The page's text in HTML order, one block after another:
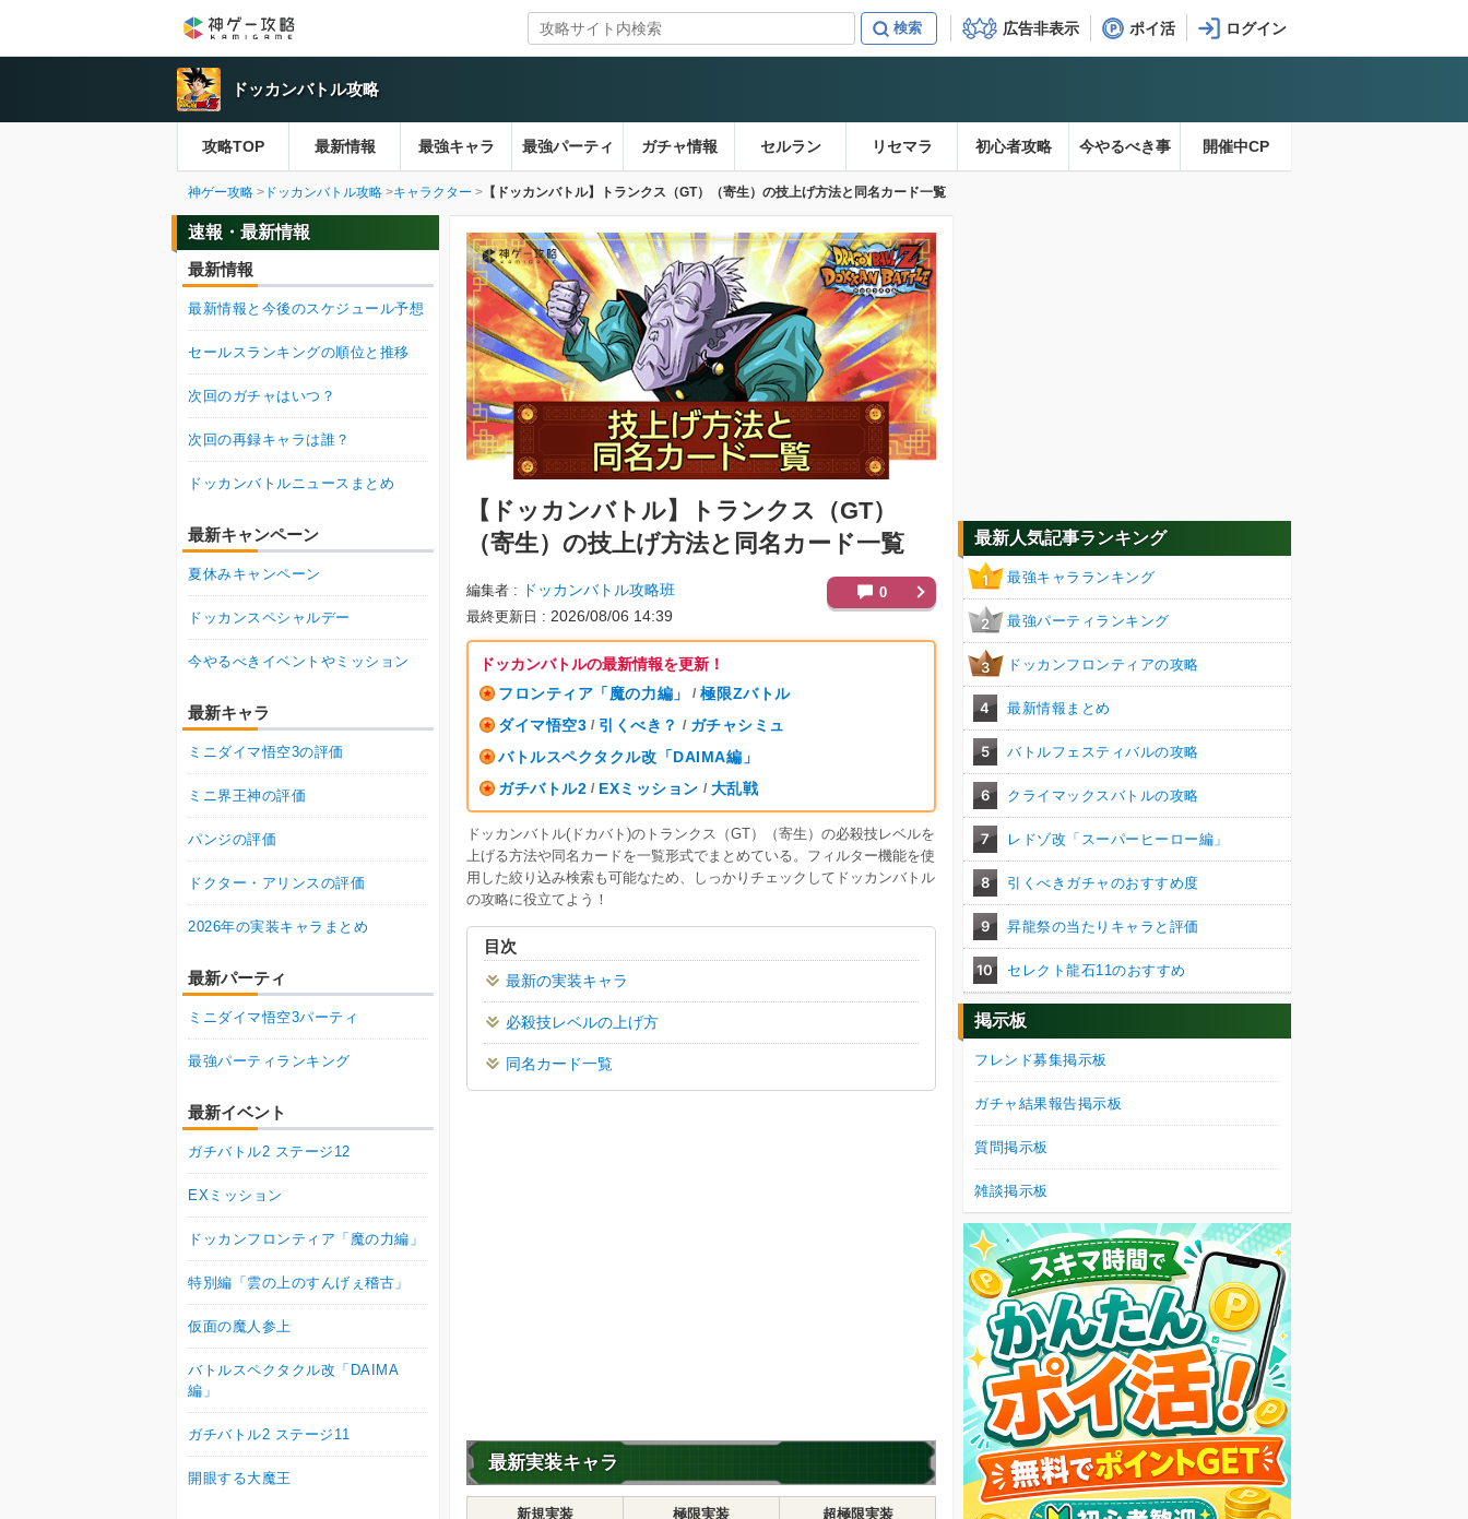
広告非表示 ポイ活
ドッカンバトル攻略
攻略TOP 最新情報 最強キャラ 最強パーティ ガチャ情報 セルラン リセマラ 初心者攻略 今やるべき事 開催中CP
神ゲー攻略 ドッカンバトル攻略 キャラクター 【ドッカンバトル】トランクス（GT）（寄生）の技上げ方法と同名カード一覧
【ドッカンバトル】
トランクス（GT）
（寄生）の技上げ方法と同名カード一覧
編集者 ドッカンバトル攻略班
最終更新日 2026/08/06 14:39
0
ドッカンバトルの最新情報を更新！
フロンティア「魔の力編」
/ 極限Zバトル
ダイマ悟空3 / 引くべき？ / ガチャシミュ
バトルスペクタクル改「DAIMA編」
ガチバトル2 / EXミッション / 大乱戦
ドッカンバトル(ドカバト)のトランクス（GT）（寄生）の必殺技レベルを
上げる方法や同名カードを一覧形式でまとめている。フィルター機能を使
用した絞り込み検索も可能なため、しっかりチェックしてドッカンバトル
の攻略に役立てよう！
目次
最新の実装キャラ
必殺技レベルの上げ方
同名カード一覧
最新実装キャラ
新規実装 極限実装 超極限実装
最新人気記事ランキング
1 最強キャラランキング
2 最強パーティランキング
3 ドッカンフロンティアの攻略
4 最新情報まとめ
5 バトルフェスティバルの攻略
6 クライマックスバトルの攻略
7 レドゾ改「スーパーヒーロー編」
8 引くべきガチャのおすすめ度
9 昇龍祭の当たりキャラと評価
10 セレクト龍石11のおすすめ
掲示板
フレンド募集掲示板
ガチャ結果報告掲示板
質問掲示板
雑談掲示板
速報・最新情報
最新情報
最新情報と今後のスケジュール予想
セールスランキングの順位と推移
次回のガチャはいつ？
次回の再録キャラは誰？
ドッカンバトルニュースまとめ
最新キャンペーン
夏休みキャンペーン
ドッカンスペシャルデー
今やるべきイベントやミッション
最新キャラ
ミニダイマ悟空3の評価
ミニ界王神の評価
パンジの評価
ドクター・アリンスの評価
2026年の実装キャラまとめ
最新パーティ
ミニダイマ悟空3パーティ
最強パーティランキング
最新イベント
ガチバトル2 ステージ12
EXミッション
ドッカンフロンティア「魔の力編」
特別編「雲の上のすんげぇ稽古」
仮面の魔人参上
バトルスペクタクル改「DAIMA
編」
ガチバトル2 ステージ11
開眼する大魔王